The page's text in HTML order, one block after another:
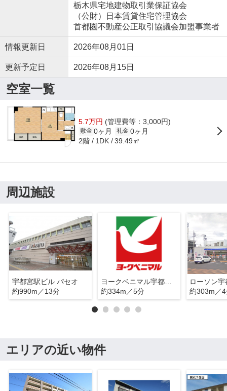
栃木県宅地建物取引業保証協会
（公財）日本賃貸住宅管理協会
首都圏不動産公正取引協議会加盟事業者
情報更新日 2026年08月01日
更新予定日 2026年08月15日
空室一覧
5.7万円 (管理費等：3,000円)
敷金 0ヶ月 礼金 0ヶ月
2階 1DK 39.49㎡
周辺施設
宇都宮駅ビル パセオ
約990m／13分
ヨークベニマル宇都宮テラス店
約334m／5分
約303m／
エリアの近い物件